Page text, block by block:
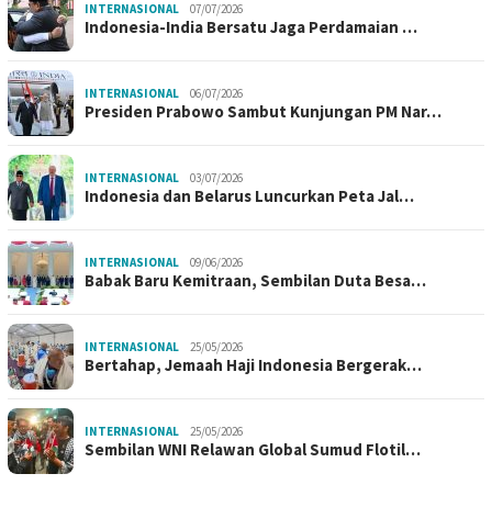
INTERNASIONAL 07/07/2026
Indonesia-India Bersatu Jaga Perdamaian …
INTERNASIONAL 06/07/2026
Presiden Prabowo Sambut Kunjungan PM Nar…
INTERNASIONAL 03/07/2026
Indonesia dan Belarus Luncurkan Peta Jal…
INTERNASIONAL 09/06/2026
Babak Baru Kemitraan, Sembilan Duta Besa…
INTERNASIONAL 25/05/2026
Bertahap, Jemaah Haji Indonesia Bergerak…
INTERNASIONAL 25/05/2026
Sembilan WNI Relawan Global Sumud Flotil…